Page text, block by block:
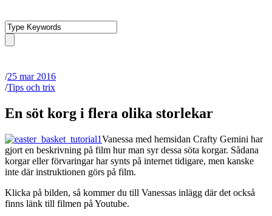
/25 mar 2016
/Tips och trix
En söt korg i flera olika storlekar
Vanessa med hemsidan Crafty Gemini har
gjort en beskrivning på film hur man syr dessa söta korgar. Sådana
korgar eller förvaringar har synts på internet tidigare, men kanske
inte där instruktionen görs på film.
Klicka på bilden, så kommer du till Vanessas inlägg där det också
finns länk till filmen på Youtube.